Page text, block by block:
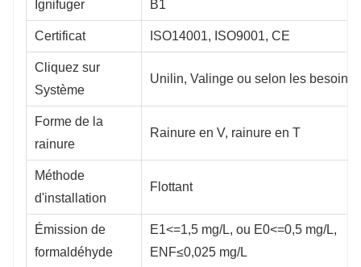
Ignifuger B1
Certificat ISO14001, ISO9001, CE
Cliquez sur
Système
Unilin, Valinge ou selon les besoins
Forme de la
rainure
Rainure en V, rainure en T
Méthode
d'installation
Flottant
Émission de
formaldéhyde
E1<=1,5 mg/L, ou E0<=0,5 mg/L,
ENF≤0,025 mg/L